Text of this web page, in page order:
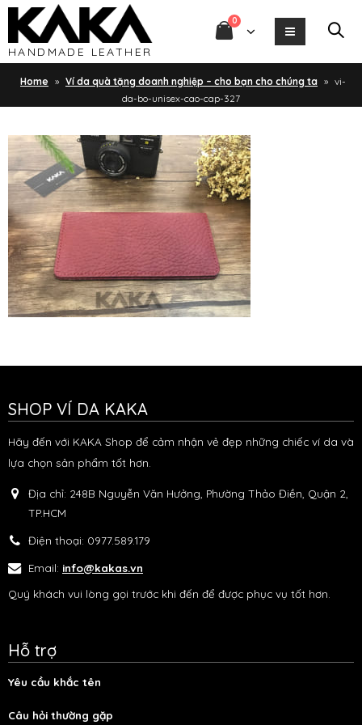
HANDMADE LEATHER
0
Home » Ví da quà tặng doanh nghiệp – cho bạn cho chúng ta » vi-
da-bo-unisex-cao-cap-327
SHOP VÍ DA KAKA
Hãy đến với KAKA Shop để cảm nhận vẻ đẹp những chiếc ví da và
lựa chọn sản phẩm tốt hơn.
Địa chỉ: 248B Nguyễn Văn Hưởng, Phường Thảo Điền, Quận 2,
TP.HCM
Điện thoại: 0977.589.179
Email: info@kakas.vn
Quý khách vui lòng gọi trước khi đến để được phục vụ tốt hơn.
Hỗ trợ
Yêu cầu khắc tên
Câu hỏi thường gặp